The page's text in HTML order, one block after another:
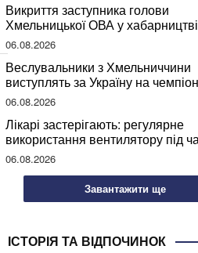
Викриття заступника голови
Хмельницької ОВА у
підписання контрактів на ремонт
06.08.2026
Веслувальники з Хмельниччини
виступлять за Україну на
світу
06.08.2026
Лікарі застерігають: регулярне
використання вентилятору під
може негативно вплинути на
здоров’я
06.08.2026
Завантажити ще
ІСТОРІЯ ТА ВІДПОЧИНОК